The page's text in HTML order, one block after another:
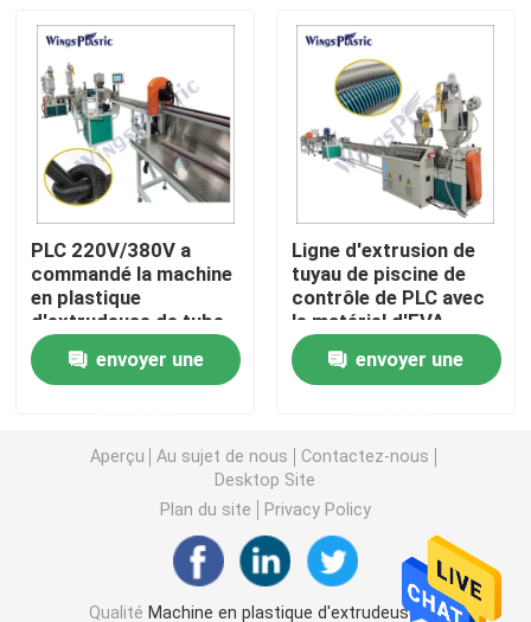
Machine d'extrudeuse de tuyau de HDPE
Machine d'extrudeuse de tuyau de PVC
Chaîne de production de tuyau de PPR
Machine d'extrudeuse de tuyau de PE
Machine ondulée d'extrudeuse de tuyau
Machine d'extrusion de bande d'ANIMAL FAMILIER
Machine en plastique d'extrudeuse de feuille
PLC 220V/380V a
commandé la machine
en plastique
d'extrudeuse de tube
avec le
refroidissement
d'air/par l'eau
envoyer une
Ligne d'extrusion de
tuyau de piscine de
contrôle de PLC avec
le matériel d'EVA
LLDPE
envoyer une
Aperçu Au sujet de nous
Contactez-nous
Desktop Site
Plan du site
Privacy Policy
Qualité Machine en plastique d'extrudeuse de